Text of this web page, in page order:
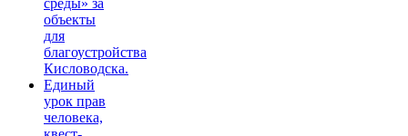
среды» за
объекты
для
благоустройства
Кисловодска.
Единый
урок прав
человека,